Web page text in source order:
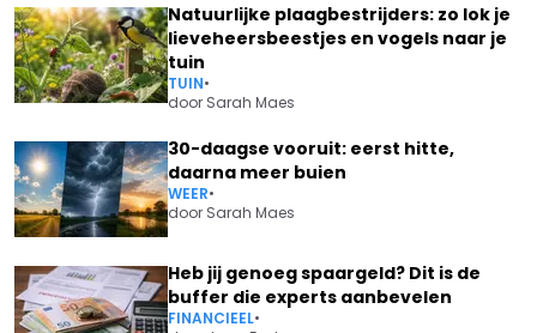
Natuurlijke plaagbestrijders: zo lok je
lieveheersbeestjes en vogels naar je
tuin
TUIN•
door Sarah Maes
30-daagse vooruit: eerst hitte,
daarna meer buien
WEER•
door Sarah Maes
Heb jij genoeg spaargeld? Dit is de
buffer die experts aanbevelen
FINANCIEEL•